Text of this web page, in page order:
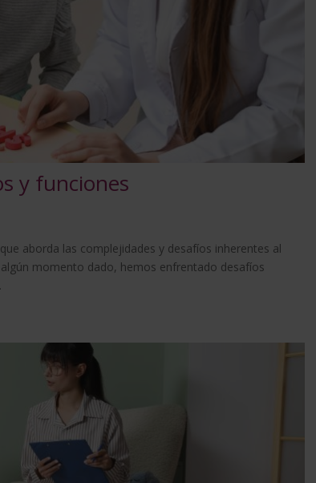
y funciones
aborda las complejidades y desafíos inherentes al
momento dado, hemos enfrentado desafíos